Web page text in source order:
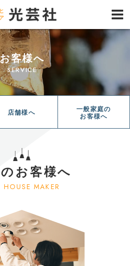
客様へ
SERVICE
店舗様へ 一般家庭の
お客様へ
お客様へ
HOUSE MAKER